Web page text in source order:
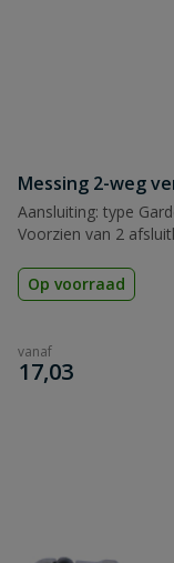
Messing 2-weg
Aansluiting: type
Voorzien van 2
Op voorraad
vanaf
€
17,03